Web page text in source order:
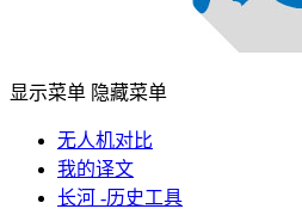
显示菜单 隐藏菜单
无人机对比
我的译文
长河 -历史工具